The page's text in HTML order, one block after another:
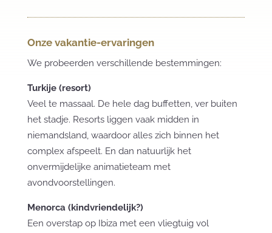
Onze vakantie-ervaringen
We probeerden verschillende bestemmingen:
Turkije (resort)
Veel te massaal. De hele dag buffetten, ver buiten
het stadje. Resorts liggen vaak midden in
niemandsland, waardoor alles zich binnen het
complex afspeelt. En dan natuurlijk het
onvermijdelijke animatieteam met
avondvoorstellingen.
Menorca (kindvriendelijk?)
Een overstap op Ibiza met een vliegtuig vol